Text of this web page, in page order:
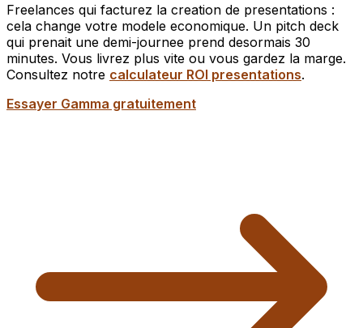
Freelances qui facturez la creation de presentations :
cela change votre modele economique. Un pitch deck
qui prenait une demi-journee prend desormais 30
minutes. Vous livrez plus vite ou vous gardez la marge.
Consultez notre calculateur ROI presentations.
Essayer Gamma gratuitement